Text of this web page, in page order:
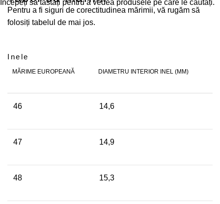
Începeți să tastați pentru a vedea produsele pe care le căutați.
Pentru a fi siguri de corectitudinea mărimii, vă rugăm să
folosiți tabelul de mai jos.
Inele
MĂRIME EUROPEANĂ DIAMETRU INTERIOR INEL (MM)
46 14,6
47 14,9
48 15,3